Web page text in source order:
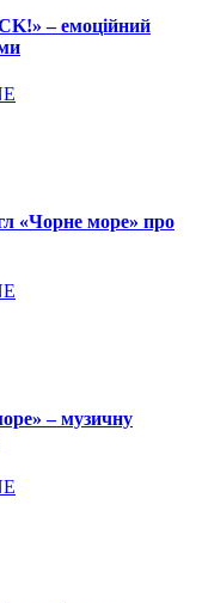
– емоційний
«Чорне море» про
– музичну